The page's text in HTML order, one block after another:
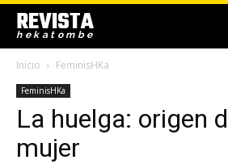
REVISTA
hekatombe
Inicio FeminisHKa
FeminisHKa
La huelga: origen
mujer